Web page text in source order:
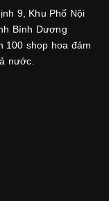
9, Khu Phố Nội
Bình Dương
100 shop hoa đảm
nước.